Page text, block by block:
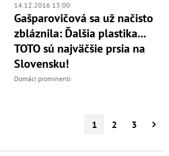
14.12.2016 13:00
Gašparovičová sa už načisto
zbláznila: Ďalšia plastika...
TOTO sú najväčšie prsia na
Slovensku!
Domáci prominenti
1 2 3